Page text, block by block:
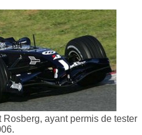
ayant permis de tester